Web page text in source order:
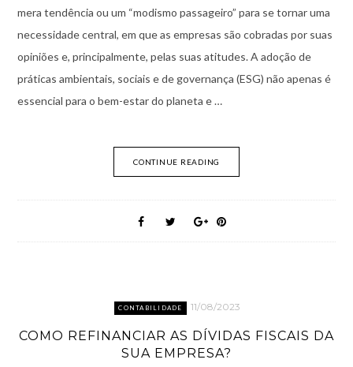
mera tendência ou um “modismo passageiro” para se tornar uma
necessidade central, em que as empresas são cobradas por suas
opiniões e, principalmente, pelas suas atitudes. A adoção de
práticas ambientais, sociais e de governança (ESG) não apenas é
essencial para o bem-estar do planeta e …
CONTINUE READING
CONTABILIDADE 11/08/2023
COMO REFINANCIAR AS DÍVIDAS FISCAIS DA
SUA EMPRESA?